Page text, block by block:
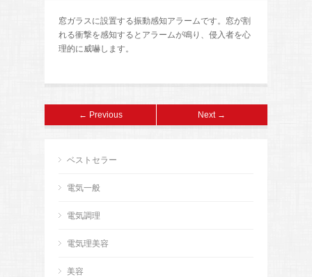
窓ガラスに設置する振動感知アラームです。窓が割
れる衝撃を感知するとアラームが鳴り、侵入者を心
理的に威嚇します。
← Previous Next →
ベストセラー
電気一般
電気調理
電気理美容
美容